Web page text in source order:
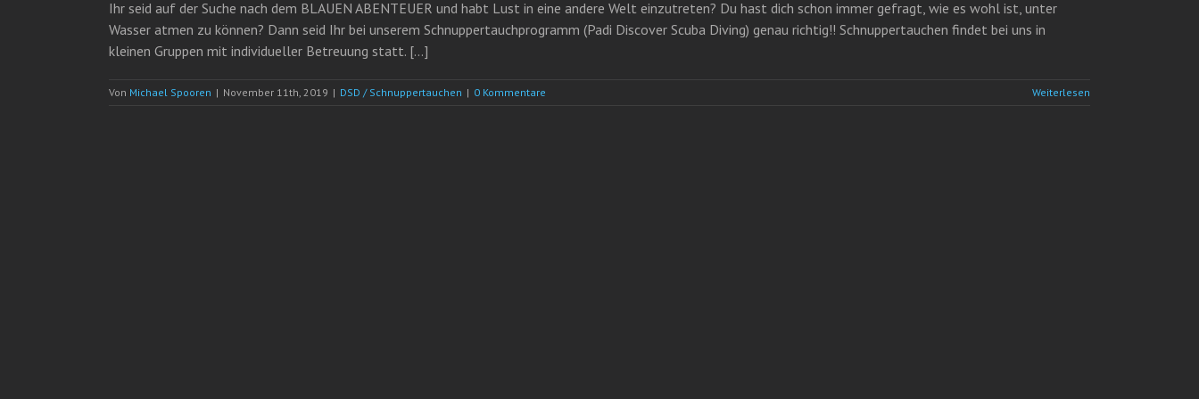
Ihr seid auf der Suche nach dem BLAUEN ABENTEUER und habt Lust in eine andere Welt einzutreten? Du hast dich schon immer gefragt, wie es wohl ist, unter
Wasser atmen zu können? Dann seid Ihr bei unserem Schnuppertauchprogramm (Padi Discover Scuba Diving) genau richtig!! Schnuppertauchen findet bei uns in
kleinen Gruppen mit individueller Betreuung statt. [...]
Von Michael Spooren | November 11th, 2019 | DSD / Schnuppertauchen | 0 Kommentare Weiterlesen